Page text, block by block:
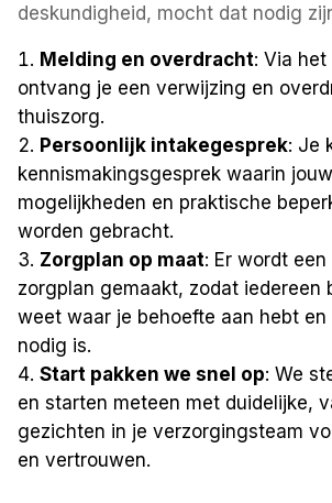
deskundigheid, mocht dat nodig
Melding en overdracht: Via het
ontvang je een verwijzing en
thuiszorg.
Persoonlijk intakegesprek: Je
kennismakingsgesprek waarin
mogelijkheden en praktische
worden gebracht.
Zorgplan op maat: Er wordt
zorgplan gemaakt, zodat iedereen
weet waar je behoefte aan hebt en
nodig is.
Start pakken we snel op: We
en starten meteen met duidelijke,
gezichten in je verzorgingsteam
en vertrouwen.